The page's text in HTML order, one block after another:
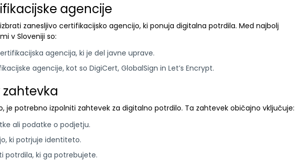
agencije
zanesljivo certifikacijsko agencijo, ki ponuja digitalna potrdila. Med najbolj
v Sloveniji so:
agencija, ki je del javne uprave.
agencije, kot so DigiCert, GlobalSign in Let’s Encrypt.
zahtevka
je potrebno izpolniti zahtevek za digitalno potrdilo. Ta zahtevek običajno vključuje:
ali podatke o podjetju.
ki potrjuje identiteto.
potrdila, ki ga potrebujete.